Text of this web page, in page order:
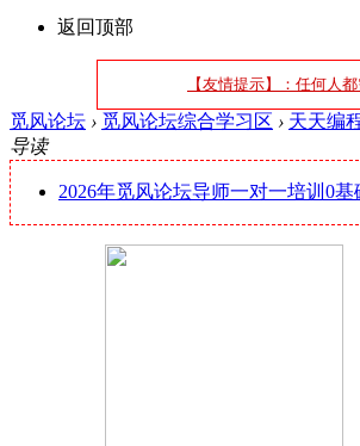
返回顶部
【友情提示】：任何人
觅风论坛 › 觅风论坛综合学习区 › 天天编
导读
2026年觅风论坛导师一对一培训0